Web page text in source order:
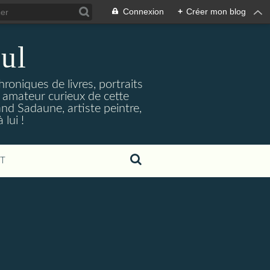
Connexion + Créer mon blog
de livres, portraits
curieux de cette
Sadaune, artiste peintre,
lui !